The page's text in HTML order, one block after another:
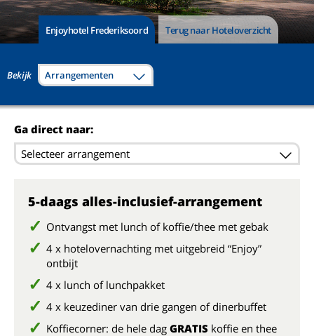
Enjoyhotel Frederiksoord Terug naar Hoteloverzicht
Bekijk Arrangementen
Ga direct naar:
Selecteer arrangement
5-daags alles-inclusief-arrangement
Ontvangst met lunch of koffie/thee met gebak
4 x hotelovernachting met uitgebreid “Enjoy”
ontbijt
4 x lunch of lunchpakket
4 x keuzediner van drie gangen of dinerbuffet
Koffiecorner: de hele dag GRATIS koffie en thee